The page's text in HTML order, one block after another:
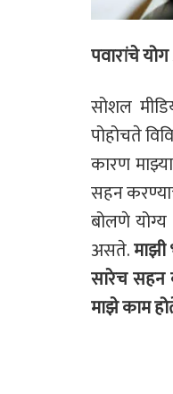
पवारांचे
सोशल
पोहोचते
कारण
सहन
बोलणे
असते.
सारेच सहन
माझे काम